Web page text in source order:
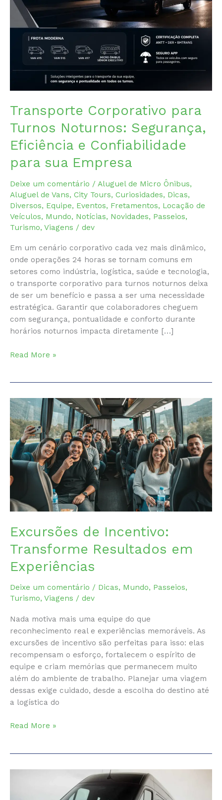
Transporte Corporativo para
Turnos Noturnos: Segurança,
Eficiência e Confiabilidade
para sua Empresa
Deixe um comentário / Aluguel de Micro Ônibus,
Aluguel de Vans, City Tours, Curiosidades, Dicas,
Diversos, Equipe, Eventos, Fretamentos, Locação de
Veículos, Mundo, Notícias, Novidades, Passeios,
Turismo, Viagens / dev
Em um cenário corporativo cada vez mais dinâmico,
onde operações 24 horas se tornam comuns em
setores como indústria, logística, saúde e tecnologia,
o transporte corporativo para turnos noturnos deixa
de ser um benefício e passa a ser uma necessidade
estratégica. Garantir que colaboradores cheguem
com segurança, pontualidade e conforto durante
horários noturnos impacta diretamente […]
Transporte
Noturnos:
Segurança,
Eficiência
e
Confiabilidade
para
Empresa
Read More »
Excursões de Incentivo:
Transforme Resultados em
Experiências
Deixe um comentário / Dicas, Mundo, Passeios,
Turismo, Viagens / dev
Nada motiva mais uma equipe do que
reconhecimento real e experiências memoráveis. As
excursões de incentivo são perfeitas para isso: elas
recompensam o esforço, fortalecem o espírito de
equipe e criam memórias que permanecem muito
além do ambiente de trabalho. Planejar uma viagem
dessas exige cuidado, desde a escolha do destino até
a logística do
Excursões
Read More »